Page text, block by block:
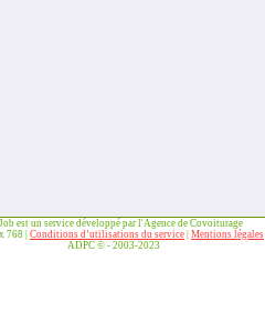
est un service développé par l'Agence de Covoiturage
768 | Conditions d’utilisations du service Mentions légales
ADPC © - 2003-2023